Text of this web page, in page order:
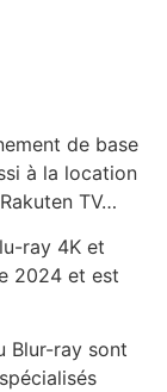
de base
à la location
TV…
ray 4K et
2024 et est
Blur-ray sont